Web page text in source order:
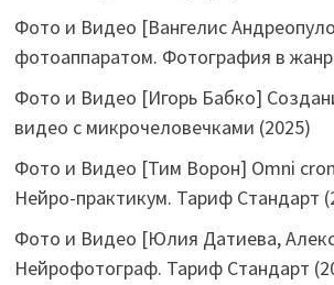
Фото и Видео [Вангелис
фотоаппаратом. Фотография в
Фото и Видео [Игорь Бабко]
видео с микрочеловечками (2025)
Фото и Видео [Тим Ворон] Omni
Нейро-практикум. Тариф Стандарт
Фото и Видео [Юлия Датиева,
Нейрофотограф. Тариф Стандарт